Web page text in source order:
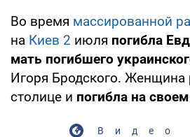
Во время массированной
на Киев 2 июля погибла
мать погибшего
Игоря Бродского. Женщина
столице и погибла на
Видео